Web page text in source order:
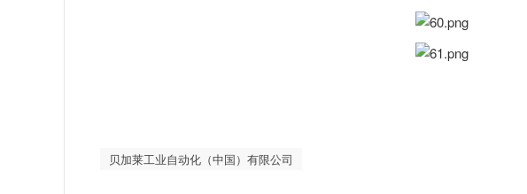
贝加莱工业自动化（中国）有限公司